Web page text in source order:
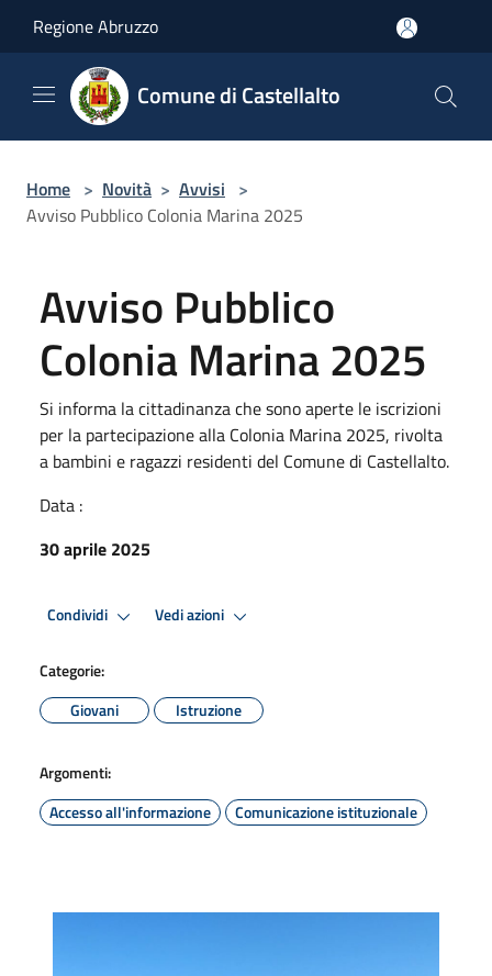
Regione Abruzzo
Comune di Castellalto
Home > Novità > Avvisi >
Avviso Pubblico Colonia Marina 2025
Avviso Pubblico
Colonia Marina 2025
Si informa la cittadinanza che sono aperte le iscrizioni
per la partecipazione alla Colonia Marina 2025, rivolta
a bambini e ragazzi residenti del Comune di Castellalto.
Data :
30 aprile 2025
Condividi Vedi azioni
Categorie:
Giovani
Istruzione
Argomenti:
Accesso all'informazione
Comunicazione istituzionale